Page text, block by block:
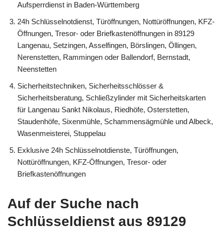
Aufsperrdienst in Baden-Württemberg
24h Schlüsselnotdienst, Türöffnungen, Nottüröffnungen, KFZ-
Öffnungen, Tresor- oder Briefkastenöffnungen in 89129
Langenau, Setzingen, Asselfingen, Börslingen, Öllingen,
Nerenstetten, Rammingen oder Ballendorf, Bernstadt,
Neenstetten
Sicherheitstechniken, Sicherheitsschlösser &
Sicherheitsberatung, Schließzylinder mit Sicherheitskarten
für Langenau Sankt Nikolaus, Riedhöfe, Osterstetten,
Staudenhöfe, Sixenmühle, Schammensägmühle und Albeck,
Wasenmeisterei, Stuppelau
Exklusive 24h Schlüsselnotdienste, Türöffnungen,
Nottüröffnungen, KFZ-Öffnungen, Tresor- oder
Briefkastenöffnungen
Auf der Suche nach
Schlüsseldienst aus 89129